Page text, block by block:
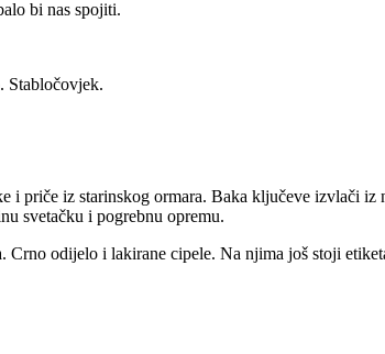
bi nas spojiti.
Stabločovjek.
i priče iz starinskog ormara. Baka ključeve izvlači
svetačku i pogrebnu opremu.
odijelo i lakirane cipele. Na njima još stoji